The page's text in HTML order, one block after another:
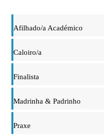
Afilhado/a Académico
Caloiro/a
Finalista
Madrinha & Padrinho
Praxe